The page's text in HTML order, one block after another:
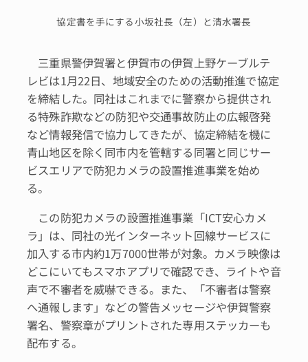
協定書を手にする小坂社長（左）と清水署長
三重県警伊賀署と伊賀市の伊賀上野ケーブルテ
レビは1月22日、地域安全のための活動推進で協定
を締結した。同社はこれまでに警察から提供され
る特殊詐欺などの防犯や交通事故防止の広報啓発
など情報発信で協力してきたが、協定締結を機に
青山地区を除く同市内を管轄する同署と同じサー
ビスエリアで防犯カメラの設置推進事業を始め
る。
この防犯カメラの設置推進事業「ICT安心カメ
ラ」は、同社の光インターネット回線サービスに
加入する市内約1万7000世帯が対象。カメラ映像は
どこにいてもスマホアプリで確認でき、ライトや音
声で不審者を威嚇できる。また、「不審者は警察
へ通報します」などの警告メッセージや伊賀警察
署名、警察章がプリントされた専用ステッカーも
配布する。